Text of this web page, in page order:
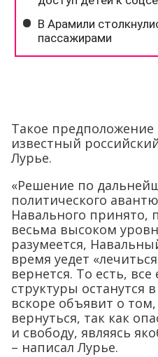
Такое
известный
Лурье.
«Решение по
политического
Навального
весьма высоком
разумеется,
время уедет
вернется. То есть,
структуры останутся
вскоре объявит о
вернуться, так как
и свободу, являясь
– написал Лурье.